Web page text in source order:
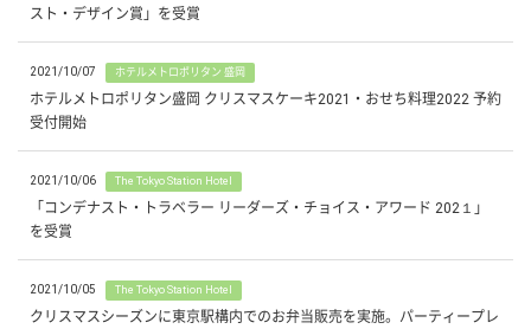
スト・デザイン賞」を受賞
2021/10/07 ホテルメトロポリタン 盛岡
ホテルメトロポリタン盛岡 クリスマスケーキ2021・おせち料理2022 予約
受付開始
2021/10/06 The Tokyo Station Hotel
「コンデナスト・トラベラー リーダーズ・チョイス・アワード 202１」
を受賞
2021/10/05 The Tokyo Station Hotel
クリスマスシーズンに東京駅構内でのお弁当販売を実施。パーティープレ